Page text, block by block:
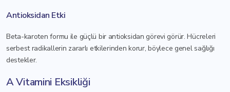
Antioksidan Etki
Beta-karoten formu ile güçlü bir antioksidan görevi görür. Hücreleri
serbest radikallerin zararlı etkilerinden korur, böylece genel sağlığı
destekler.
A Vitamini Eksikliği